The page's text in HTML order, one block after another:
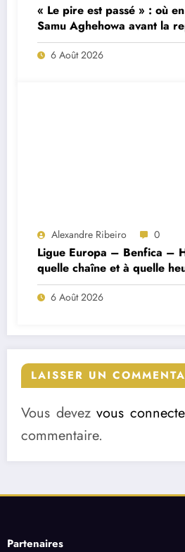
« Le pire est passé » : où
Samu Aghehowa avant la
Porto ?
6 Août 2026
Alexandre Ribeiro 0
Ligue Europa – Benfica –
quelle chaîne et à quelle
match ?
6 Août 2026
LAISSER UN
Vous devezvous
commentaire.
Partenaires